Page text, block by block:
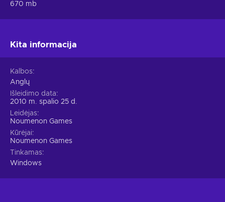
670 mb
Kita informacija
Kalbos
Anglų
Išleidimo data
2010 m. spalio 25 d.
Leidėjas
Noumenon Games
Kūrėjai
Noumenon Games
Tinkamas
Windows